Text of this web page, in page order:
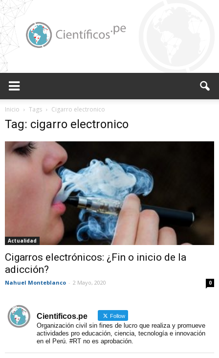
Peruanos
Inicio Tags Cigarro electronico
Tag: cigarro electronico
Actualidad
Cigarros electrónicos: ¿Fin o inicio de la
adicción?
Nahuel Monteblanco - 2 Mayo, 2020 0
Cientificos.pe Follow
Organización civil sin fines de lucro que realiza y promueve
actividades pro educación, ciencia, tecnología e innovación
en el Perú. #RT no es aprobación.